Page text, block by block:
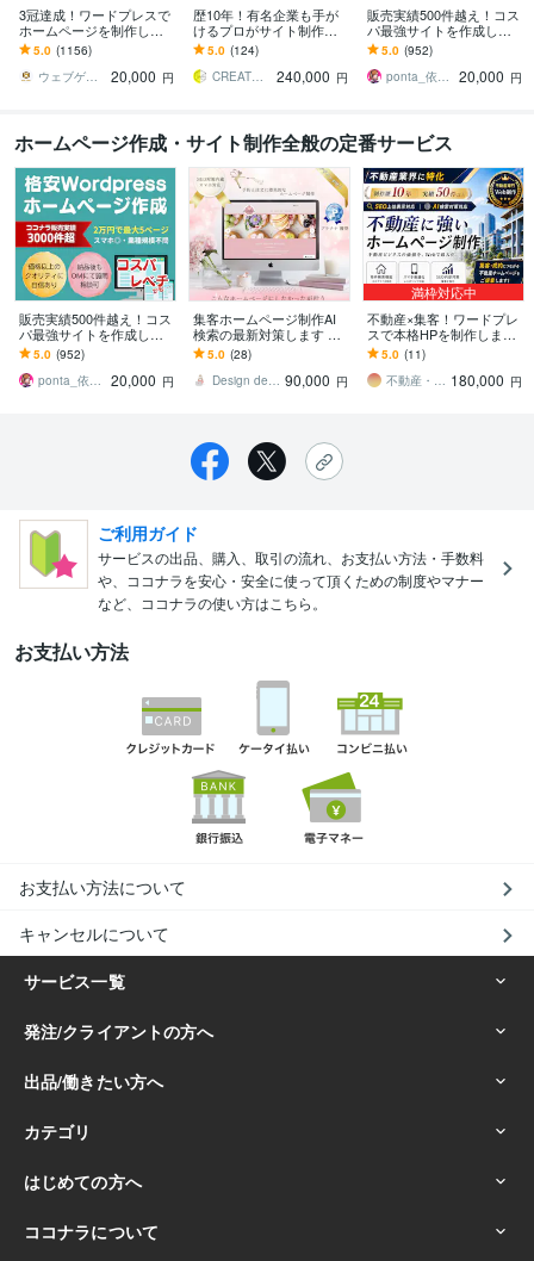
3冠達成！ワードプレスで
ホームページを制作しま
す WEB制作＆デザイン部
門1位（販売数・評価数・
お気に入り数）
5.0 (1156)
ウェブゲート
20,000 円
歴10年！有名企業も手が
けるプロがサイト制作し
ます 初心者でも安心★ヒ
アリング重視・要望に沿
って柔軟に対応可能
5.0 (124)
CREATORSZERO
240,000 円
販売実績500件越え！コス
パ最強サイトを作成しま
す 起業、副業、ブログ！
WPで更新楽々！オリジナ
ルデザイン可能
5.0 (952)
ponta_依頼多数のため返信遅れます
20,000 円
ホームページ作成・サイト制作全般の定番サービス
販売実績500件越え！コス
パ最強サイトを作成しま
す 起業、副業、ブログ！
WPで更新楽々！オリジナ
ルデザイン可能
5.0 (952)
ponta_依頼多数のため返信遅れます
20,000 円
集客ホームページ制作AI
検索の最新対策します SE
O対策WordPressで・投稿
マニュアル動画解説付
き！
5.0 (28)
Design de Cheri 90,000 円
満枠対応中
不動産×集客！ワードプレ
スで本格HPを制作します
不動産業界経験者が制作
するため安心してお任せ
いただけます！
5.0 (11)
不動産・建築HPに特化 ｜ メルディ 180,000 円
ご利用ガイド
サービスの出品、購入、取引の流れ、お支払い方法・手数料
や、ココナラを安心・安全に使って頂くための制度やマナー
など、ココナラの使い方はこちら。
お支払い方法
お支払い方法について
キャンセルについて